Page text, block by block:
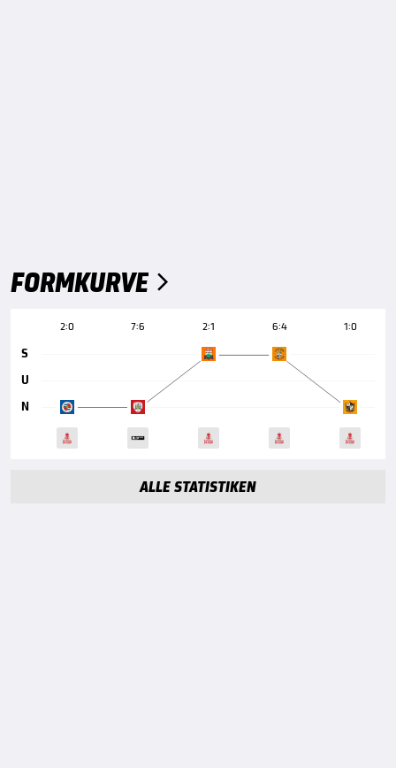
FORMKURVE 
2:0 7:6 2:1 6:4 1:0
S
U
N
ALLE STATISTIKEN